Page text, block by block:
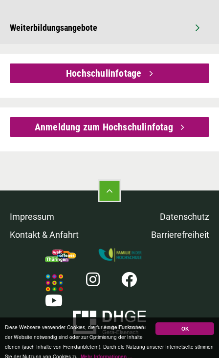
OK
Diese Webseite verwendet Cookies, die für einige Funktionen
der Website notwendig sind oder zur Optimierung der Inhalte
dienen (auch Inhalte von Fremdanbietern). Durch die Nutzung unserer Internetseite stimmen
Sie der Nutzung von Cookies zu. Mehr Informationen ...
Weiterbildungsangebote
Hochschulinfotage
Anmeldung zum Hochschulinfotag
Impressum
Datenschutz
Kontakt & Anfahrt
Barrierefreiheit